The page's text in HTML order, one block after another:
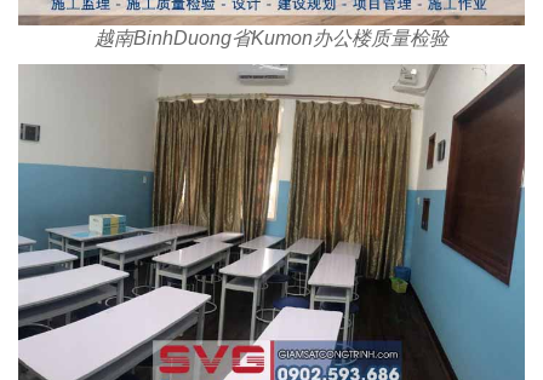
越南BinhDuong省Kumon办公楼质量检验